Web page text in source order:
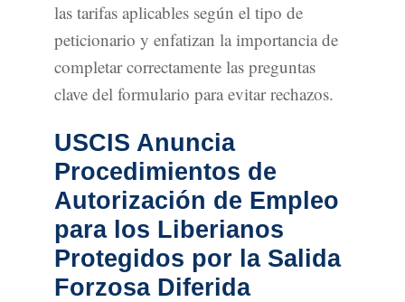
las tarifas aplicables según el tipo de
peticionario y enfatizan la importancia de
completar correctamente las preguntas
clave del formulario para evitar rechazos.
USCIS Anuncia
Procedimientos de
Autorización de Empleo
para los Liberianos
Protegidos por la Salida
Forzosa Diferida